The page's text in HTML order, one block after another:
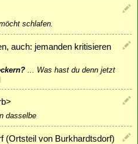
schlafen.
auch: jemanden kritisieren
Was hast du denn jetzt
]
dasselbe
(Ortsteil von Burkhardtsdorf)